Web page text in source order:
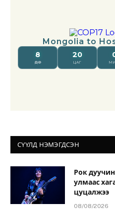
СҮҮЛД НЭМЭГДСЭН
Рок
улмаас
цуцалжээ
08/08/2026